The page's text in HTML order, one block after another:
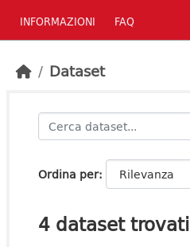
INFORMAZIONI FAQ
Dataset
Ordina per
4 dataset trovati